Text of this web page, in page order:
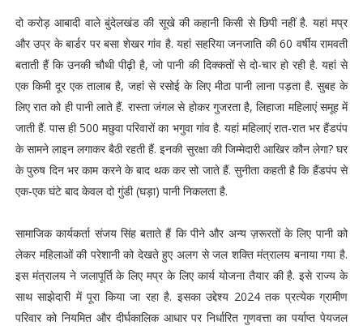
दो करोड़ आबादी वाले बुंदेलखंड की सूखे की कहानी किसी से छिपी नहीं है. यहां मप्र
और उप्र के बार्डर पर बसा शेखर गांव है. यहां सहरिया जनजाति की 60 वर्षीय रामवती
बताती हैं कि उनकी चौथी पीढ़ी है, जो पानी की दिक्कतों से दो-चार हो रही है. यहां से
एक किमी दूर एक तालाब है, जहां से रसोई के लिए मीठा पानी लाना पड़ता है. सुबह के
लिए रात को ही पानी लाते हैं. रास्ता जंगल से होकर गुजरता है, लिहाजा महिलाएं समूह में
जाती हैं. पास ही 500 मछुवा परिवारों का भगुवा गांव है. यहां महिलाएं रात-रात भर हैंडपंप
के सामने लाइन लगाकर बैठी रहती हैं. इनकी सुरक्षा की जिम्मेदारी आखिर कौन लेगा? घर
के पुरुष दिन भर काम करने के बाद थक कर सो जाते हैं. सुनीता कहती है कि हैंडपंप से
एक-एक घंटे बाद केवल दो गुंडी (घड़ा) पानी निकलता है.
सामाजिक कार्यकर्ता संजय सिंह बताते हैं कि पीने और अन्य ज़रूरतों के लिए पानी को
लेकर महिलाओं की परेशानी को देखते हुए अलग से जल शक्ति मंत्रालय बनाया गया है.
इस मंत्रालय ने जलापूर्ति के लिए मप्र के लिए कार्य योजना तैयार की है. इसे राज्य के
साथ साझेदारी में पूरा किया जा रहा है. इसका उद्देश्य 2024 तक प्रत्येक ग्रामीण
परिवार को नियमित और दीर्घकालिक आधार पर निर्धारित गुणवत्ता का पर्याप्त पेयजल